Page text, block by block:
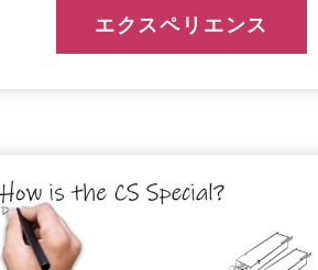
エクスペリエンス